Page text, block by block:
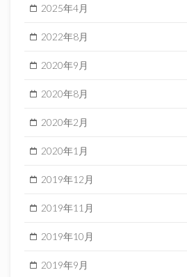
2025年4月
2022年8月
2020年9月
2020年8月
2020年2月
2020年1月
2019年12月
2019年11月
2019年10月
2019年9月